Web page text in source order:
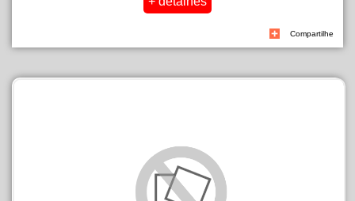
Compartilhe